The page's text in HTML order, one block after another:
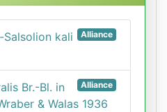
Alliance
kali
Alliance
Br.-Bl. in
& Walas 1936